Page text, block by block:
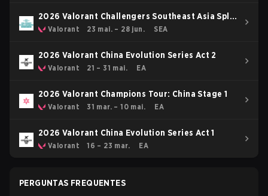
2026 Valorant Challengers Southeast Asia Split
2 Valorant 23 mai. – 28 jun. SEA
2026 Valorant China Evolution Series Act 2
Valorant 21 – 31 mai. EA
2026 Valorant Champions Tour: China Stage 1
Valorant 31 mar. – 10 mai. EA
2026 Valorant China Evolution Series Act 1
Valorant 16 – 23 mar. EA
PERGUNTAS FREQUENTES